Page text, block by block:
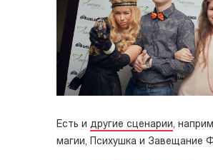
Есть и другие сценарии,
магии, Психушка и Завещание